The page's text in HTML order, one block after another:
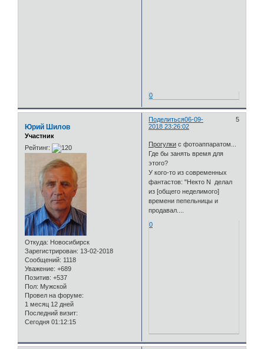
0
Поделиться 5
06-09-
2018 23:26:02
Юрий Шилов
Участник
Рейтинг:
Откуда: Новосибирск
Зарегистрирован: 13-02-2018
Сообщений: 1118
Уважение: +689
Позитив: +537
Пол: Мужской
Провел на форуме:
1 месяц 12 дней
Последний визит:
Сегодня 01:12:15
Прогулки с фотоаппаратом...
Где бы занять время для
этого?
У кого-то из современных
фантастов: "Некто N делал
из [общего неделимого]
времени пепельницы и
продавал....
0